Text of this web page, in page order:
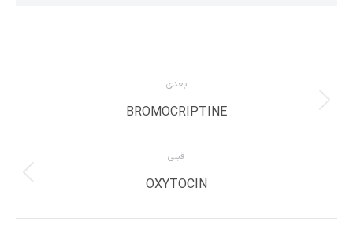
قبلی
پست
OXYTOCIN
بعدی
نوشته
BROMOCRIPTINE